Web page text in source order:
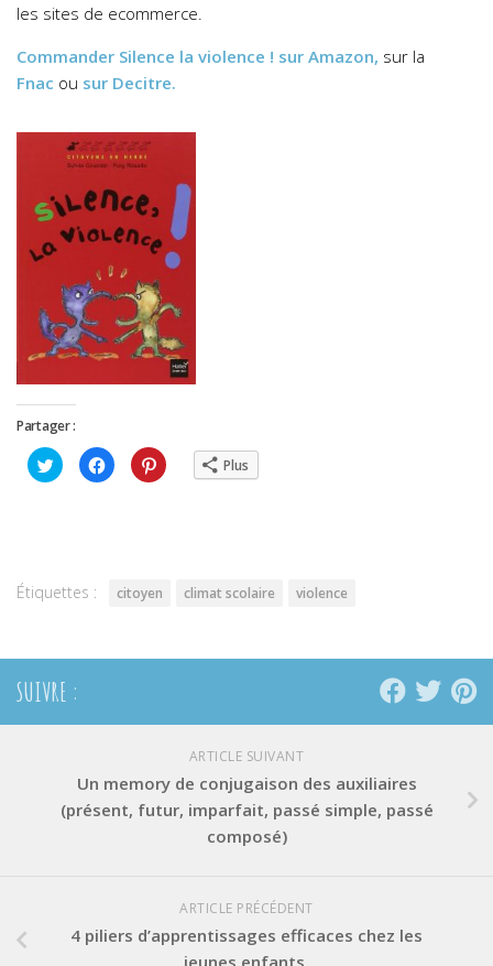
les sites de ecommerce.
Commander Silence la violence ! sur Amazon, sur la
Fnac ou sur Decitre.
Partager :
Cliquez
pour
partager
Cliquez
pour
partager
Cliquez
pour Plus
Étiquettes : citoyen climat scolaire violence
SUIVRE :
ARTICLE SUIVANT
Un memory de conjugaison des auxiliaires
(présent, futur, imparfait, passé simple, passé
composé)
ARTICLE PRÉCÉDENT
4 piliers d’apprentissages efficaces chez les